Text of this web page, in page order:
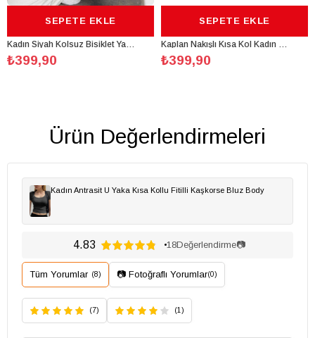
EKLE
Kadın Siyah Kolsuz Bisiklet Yaka Likralı Sıfır Kol Atlet Body Crop Bluz
SEPETE EKLE
Kaplan Nakışlı Kısa Kol Kadın Siyah Bisiklet Yaka Likralı Body Crop Bluz
Ürün Değerlendirmeleri
Kadın Antrasit U Yaka Kısa Kollu Fitilli Kaşkorse Bluz Body
4.83 18Değerlendirme📷
Tüm Yorumlar (8) 📷 Fotoğraflı Yorumlar(0)
(7) (1)